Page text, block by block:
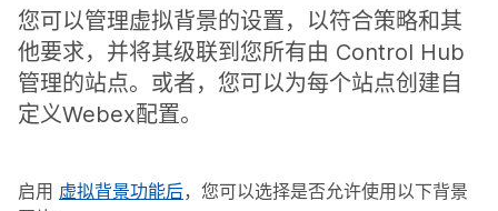
您可以管理虚拟背景的设置，以符合策略和其
他要求，并将其级联到您所有由 Control Hub
管理的站点。或者，您可以为每个站点创建自
定义Webex配置。
启用 虚拟背景功能后，您可以选择是否允许使用以下背景